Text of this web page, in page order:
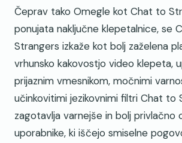
Čeprav tako Omegle kot Chat to
ponujata naključne klepetalnice, se
Strangers izkaže kot bolj zaželena
vrhunsko kakovostjo video klepeta,
prijaznim vmesnikom, močnimi
učinkovitimi jezikovnimi filtri Chat to
zagotavlja varnejše in bolj privlačno
uporabnike, ki iščejo smiselne